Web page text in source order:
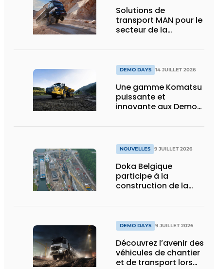
Solutions de
transport MAN pour le
secteur de la
DEMO DAYS 14 JUILLET 2026
Une gamme Komatsu
puissante et
innovante aux Demo
NOUVELLES 9 JUILLET 2026
Doka Belgique
participe à la
construction de la
DEMO DAYS 9 JUILLET 2026
Découvrez l’avenir des
véhicules de chantier
et de transport lors